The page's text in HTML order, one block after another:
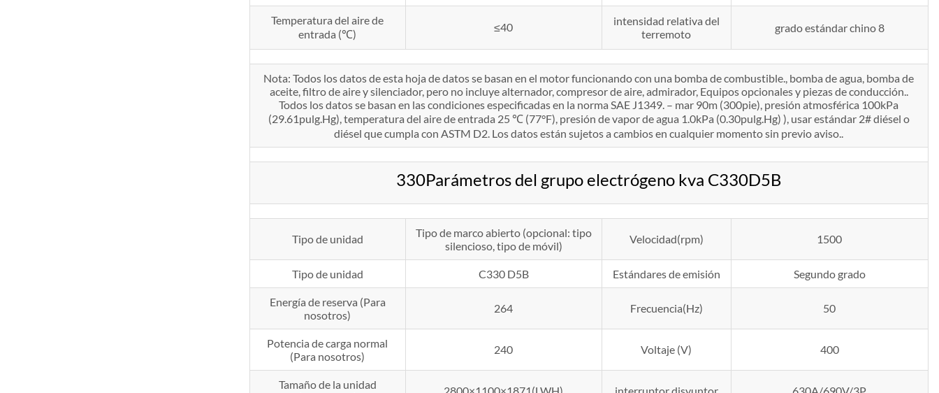
Temperatura del aire de
entrada (℃)
≤40
intensidad relativa del
terremoto
grado estándar chino 8
Nota: Todos los datos de esta hoja de datos se basan en el motor funcionando con una bomba de combustible., bomba de agua, bomba de
aceite, filtro de aire y silenciador, pero no incluye alternador, compresor de aire, admirador, Equipos opcionales y piezas de conducción..
Todos los datos se basan en las condiciones especificadas en la norma SAE J1349. – mar 90m (300pie), presión atmosférica 100kPa
(29.61pulg.Hg), temperatura del aire de entrada 25 ℃ (77°F), presión de vapor de agua 1.0kPa (0.30pulg.Hg) ), usar estándar 2# diésel o
diésel que cumpla con ASTM D2. Los datos están sujetos a cambios en cualquier momento sin previo aviso..
330Parámetros del grupo electrógeno kva C330D5B
Tipo de unidad
Tipo de marco abierto (opcional: tipo
silencioso, tipo de móvil)
Velocidad(rpm) 1500
Tipo de unidad C330 D5B Estándares de emisión Segundo grado
Energía de reserva (Para
nosotros)
264 Frecuencia(Hz) 50
Potencia de carga normal
(Para nosotros)
240 Voltaje (V) 400
Tamaño de la unidad